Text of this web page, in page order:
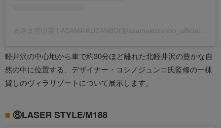
あさま空山望 | ASAMA KUZANBO(@asamakuzanbo_official)がシェアした投稿
軽井沢の中心地から車で約30分ほど離れた北軽井沢の豊かな自
然の中に位置する、デザイナー・コシノジュンコ氏監修の一棟
貸しのヴィラリゾートについて展示します。
⑧LASER STYLE/M188